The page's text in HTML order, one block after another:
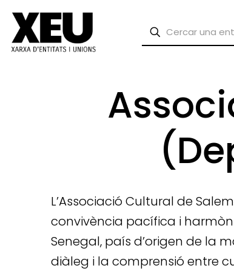
L’Associació Cultural de
convivència pacífica i
Senegal, país d’origen de la
diàleg i la comprensió entre